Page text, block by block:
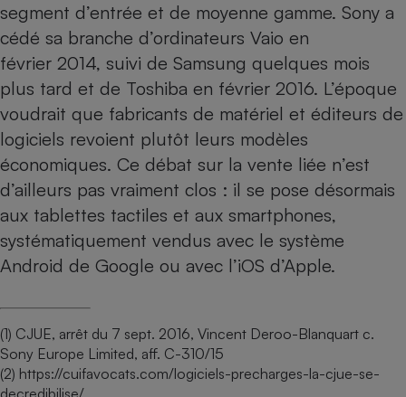
segment d’entrée et de moyenne gamme. Sony a
cédé sa branche d’ordinateurs Vaio en
février 2014, suivi de Samsung quelques mois
plus tard et de Toshiba en février 2016. L’époque
voudrait que fabricants de matériel et éditeurs de
logiciels revoient plutôt leurs modèles
économiques. Ce débat sur la vente liée n’est
d’ailleurs pas vraiment clos : il se pose désormais
aux tablettes tactiles et aux smartphones,
systématiquement vendus avec le système
Android de Google ou avec l’iOS d’Apple.
(1) CJUE, arrêt du 7 sept. 2016, Vincent Deroo-Blanquart c.
Sony Europe Limited, aff. C-310/15
(2) https://cuifavocats.com/logiciels-precharges-la-cjue-se-
decredibilise/